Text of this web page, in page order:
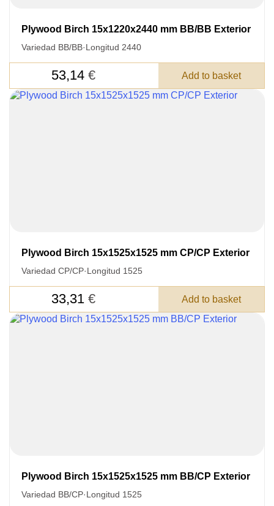
Plywood Birch 15x1220x2440 mm BB/BB Exterior
Variedad BB/BB·Longitud 2440
53,14 € Add to basket
Plywood Birch 15x1525x1525 mm CP/CP Exterior
Variedad CP/CP·Longitud 1525
33,31 € Add to basket
Plywood Birch 15x1525x1525 mm BB/CP Exterior
Variedad BB/CP·Longitud 1525
LEAVE YOUR